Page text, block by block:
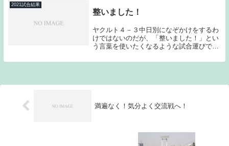
2021試合結果
整いました！
ヤクルト４－３中日別になぞかけをするわ
けではないのだが、「整いました！」とい
う言葉を使いたくなるような試合運びで3
DeNA戦での3連勝があり、直後の阪神戦に
満遍なく！気分よく交流戦へ！